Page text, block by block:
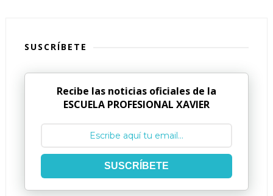
SUSCRÍBETE
Recibe las noticias oficiales de la
ESCUELA PROFESIONAL XAVIER
SUSCRÍBETE